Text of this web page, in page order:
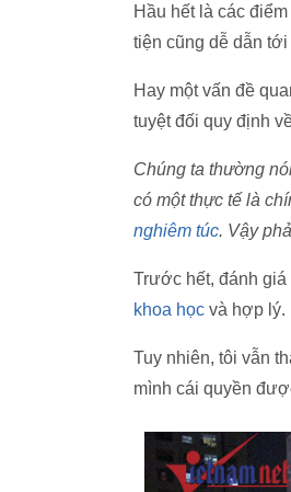
Hầu hết là các
tiện cũng dễ dẫn
Hay một vấn đề
tuyệt đối quy định
Chúng ta thường
có một thực tế là
nghiêm túc. Vậy
Trước hết, đánh
khoa học và hợp lý.
Tuy nhiên, tôi vẫn
mình cái quyền